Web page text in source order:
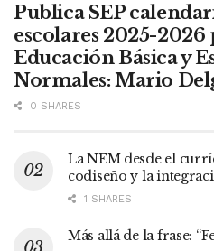
Publica SEP
escolares 2025-2026
Educación Básica y
Normales: Mario
0 SHARES
La NEM desde el
codiseño y la
1 SHARES
Más allá de la frase: